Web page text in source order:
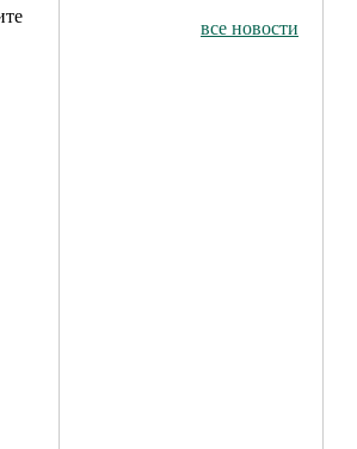
все новости